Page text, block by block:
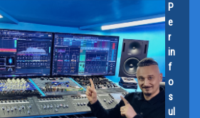
P
e
r
in
f
o
s
ul